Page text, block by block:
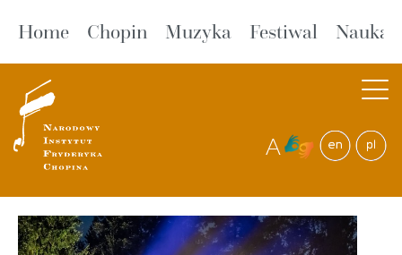
Home Chopin Muzyka Festiwal Nauka
A